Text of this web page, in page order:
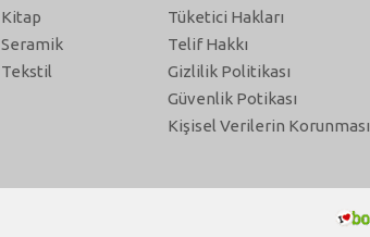
Kitap
Seramik
Tekstil
Tüketici Hakları
Telif Hakkı
Gizlilik Politikası
Güvenlik Potikası
Kişisel Verilerin Korunması